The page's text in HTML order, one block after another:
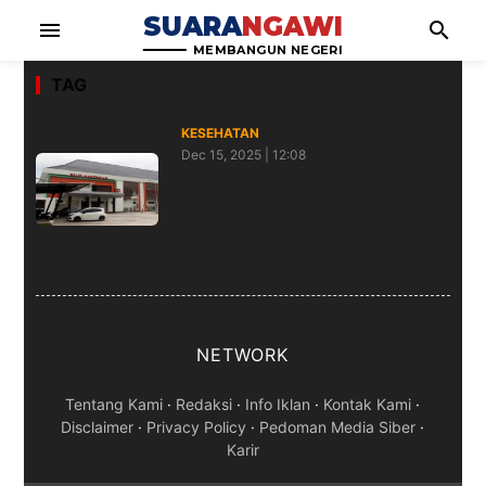
menu SUARANGAWI
MEMBANGUN NEGERI
search
TAG
KESEHATAN
Dec 15, 2025 | 12:08
NETWORK
Tentang Kami · Redaksi · Info Iklan · Kontak Kami ·
Disclaimer · Privacy Policy · Pedoman Media Siber ·
Karir